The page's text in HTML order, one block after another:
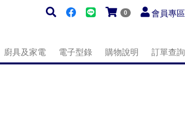
0 會員專區
廚具及家電 電子型錄 購物說明 訂單查詢